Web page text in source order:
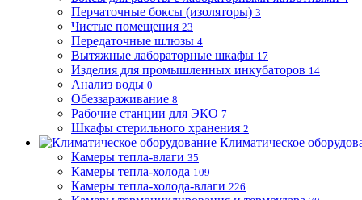
Перчаточные боксы (изоляторы) 3
Чистые помещения 23
Передаточные шлюзы 4
Вытяжные лабораторные шкафы 17
Изделия для промышленных инкубаторов 14
Анализ воды 0
Обеззараживание 8
Рабочие станции для ЭКО 7
Шкафы стерильного хранения 2
Климатическое
Камеры тепла-влаги 35
Камеры тепла-холода 109
Камеры тепла-холода-влаги 226